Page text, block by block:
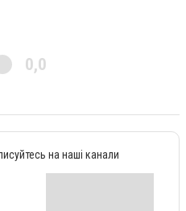
0,0
на наші канали